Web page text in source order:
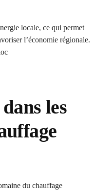
locale, ce qui permet
l’économie régionale.
les
du chauffage